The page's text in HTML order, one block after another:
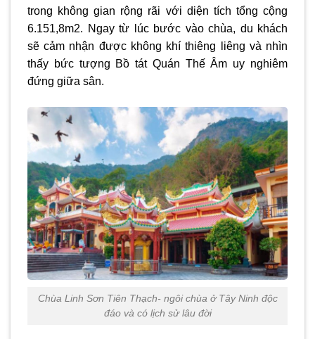
trong không gian rộng rãi với diện tích tổng cộng
6.151,8m2. Ngay từ lúc bước vào chùa, du khách
sẽ cảm nhận được không khí thiêng liêng và nhìn
thấy bức tượng Bồ tát Quán Thế Âm uy nghiêm
đứng giữa sân.
Chùa Linh Sơn Tiên Thạch- ngôi chùa ở Tây Ninh độc
đáo và có lịch sử lâu đời